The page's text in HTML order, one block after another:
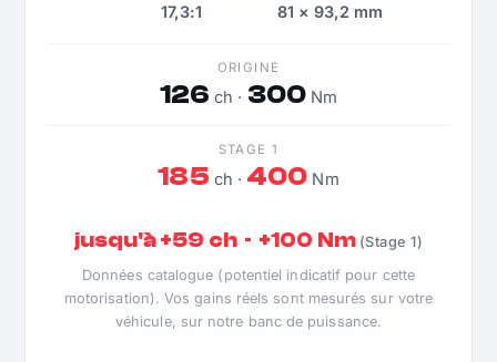
17,3:1 81 × 93,2 mm
ORIGINE
126 ch · 300Nm
STAGE 1
185 ch · 400 Nm
jusqu'à +59 ch · +100 Nm (Stage 1)
Données catalogue (potentiel indicatif pour cette
motorisation). Vos gains réels sont mesurés sur votre
véhicule, sur notre banc de puissance.